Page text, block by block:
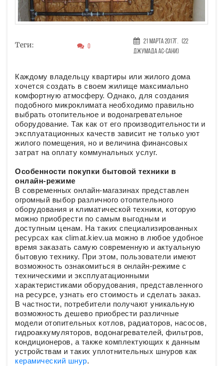
Теги: 0
21 Марта 2017г. (22
Джумада ас-сани)
Каждому владельцу квартиры или жилого дома
хочется создать в своем жилище максимально
комфортную атмосферу. Однако, для создания
подобного микроклимата необходимо правильно
выбрать отопительное и водонагревательное
оборудование. Так как от его производительности и
эксплуатационных качеств зависит не только уют
жилого помещения, но и величина финансовых
затрат на оплату коммунальных услуг.
Особенности покупки бытовой техники в
онлайн-режиме
В современных онлайн-магазинах представлен
огромный выбор различного отопительного
оборудования и климатической техники, которую
можно приобрести по самым выгодным и
доступным ценам. На таких специализированных
ресурсах как climat.kiev.ua можно в любое удобное
время заказать самую современную и актуальную
бытовую технику. При этом, пользователи имеют
возможность ознакомиться в онлайн-режиме с
техническими и эксплуатационными
характеристиками оборудования, представленного
на ресурсе, узнать его стоимость и сделать заказ.
В частности, потребители получают уникальную
возможность дешево приобрести различные
модели отопительных котлов, радиаторов, насосов,
гидроаккумуляторов, водонагревателей, фильтров,
кондиционеров, а также комплектующих к данным
устройствам и таких уплотнительных шнуров как
керамический шнур.